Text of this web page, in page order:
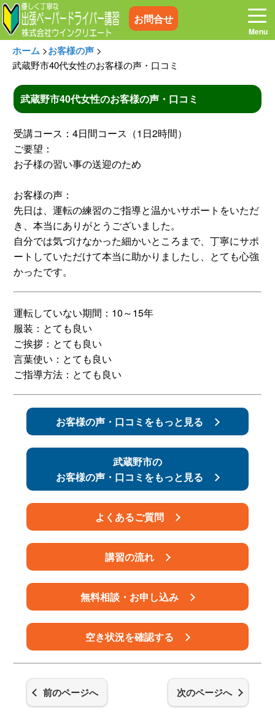
お問合せ
ホーム お電話はこちら
プログラム
よくある質問
出張地域 メディア紹介
簡易補助ブレーキと
は
新着情報
ホーム >お客様の声 >
武蔵野市40代女性のお客様の声・口コミ
武蔵野市40代女性のお客様の声・口コミ
受講コース：4日間コース（1日2時間）
ご要望：
お子様の習い事の送迎のため
お客様の声：
先日は、運転の練習のご指導と温かいサポートをいただ
き、本当にありがとうございました。
自分では気づけなかった細かいところまで、丁寧にサポ
ートしていただけて本当に助かりましたし、とても心強
かったです。
運転していない期間：10～15年
服装：とても良い
ご挨拶：とても良い
言葉使い：とても良い
ご指導方法：とても良い
お客様の声・口コミをもっと見る
武蔵野市の
お客様の声・口コミをもっと見る
よくあるご質問
講習の流れ
無料相談・お申し込み
空き状況を確認する
前のページへ 次のページへ